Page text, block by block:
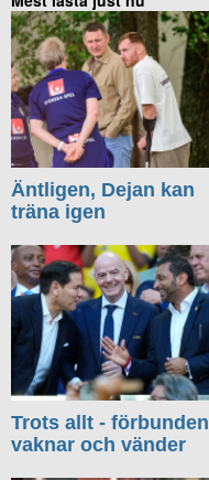
Äntligen, Dejan kan
träna igen
Trots allt - förbunden
vaknar och vänder